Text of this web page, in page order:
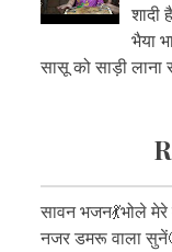
शादी
भैया
सासू को साड़ी
सावन भजन💃भोले
नजर डमरू वाला